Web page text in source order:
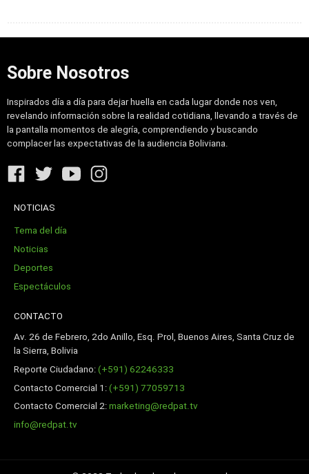
Sobre Nosotros
Inspirados día a día para dejar huella en cada lugar donde nos ven,
revelando información sobre la realidad cotidiana, llevando a través de
la pantalla momentos de alegría, comprendiendo y buscando
complacer las expectativas de la audiencia Boliviana.
NOTICIAS
Tema del día
Noticias
Deportes
Espectáculos
CONTACTO
Av. 26 de Febrero, 2do Anillo, Esq. Prol, Buenos Aires, Santa Cruz de
la Sierra, Bolivia
Reporte Ciudadano:(+591) 62246333
Contacto Comercial 1:(+591) 77059713
Contacto Comercial 2:marketing@redpat.tv
info@redpat.tv